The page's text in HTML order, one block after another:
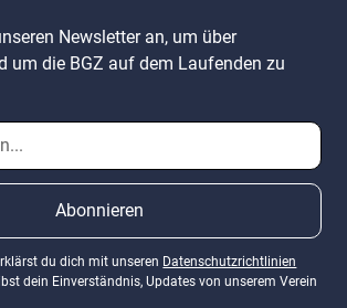
Newsletter an, um über
um die BGZ auf dem Laufenden zu
du dich mit unseren Datenschutzrichtlinien
dein Einverständnis, Updates von unserem Verein